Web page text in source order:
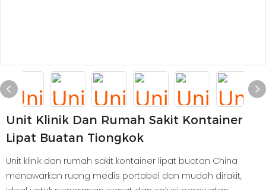
Unit Klinik Dan Rumah Sakit Kontainer
Lipat Buatan Tiongkok
Unit klinik dan rumah sakit kontainer lipat buatan China
menawarkan ruang medis portabel dan mudah dirakit,